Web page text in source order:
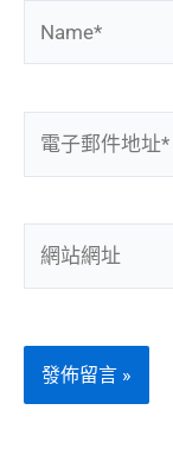
件
地
址
站